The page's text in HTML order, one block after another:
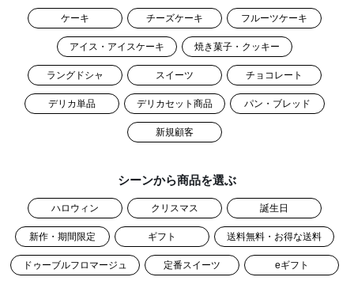
ケーキ チーズケーキ フルーツケーキ
アイス・アイスケーキ 焼き菓子・クッキー
ラングドシャ スイーツ チョコレート
デリカ単品 デリカセット商品 パン・ブレッド
新規顧客
シーンから商品を選ぶ
ハロウィン クリスマス 誕生日
新作・期間限定 ギフト 送料無料・お得な送料
ドゥーブルフロマージュ 定番スイーツ eギフト